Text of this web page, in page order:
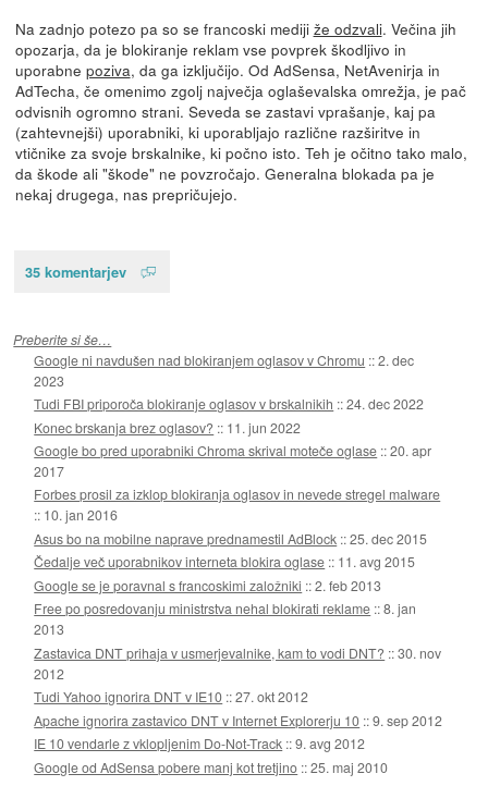
Na zadnjo potezo pa so se francoski mediji že odzvali. Večina jih
opozarja, da je blokiranje reklam vse povprek škodljivo in
uporabne poziva, da ga izključijo. Od AdSensa, NetAvenirja in
AdTecha, če omenimo zgolj največja oglaševalska omrežja, je pač
odvisnih ogromno strani. Seveda se zastavi vprašanje, kaj pa
(zahtevnejši) uporabniki, ki uporabljajo različne razširitve in
vtičnike za svoje brskalnike, ki počno isto. Teh je očitno tako malo,
da škode ali "škode" ne povzročajo. Generalna blokada pa je
nekaj drugega, nas prepričujejo.
35 komentarjev
Preberite si še…
Google ni navdušen nad blokiranjem oglasov v Chromu ::2. dec
2023
Tudi FBI priporoča blokiranje oglasov v brskalnikih ::24. dec 2022
Konec brskanja brez oglasov? :: 11. jun 2022
Google bo pred uporabniki Chroma skrival moteče oglase ::20. apr
2017
Forbes prosil za izklop blokiranja oglasov in nevede stregel malware
:: 10. jan 2016
Asus bo na mobilne naprave prednamestil AdBlock ::25. dec 2015
Čedalje več uporabnikov interneta blokira oglase :: 11. avg 2015
Google se je poravnal s francoskimi založniki ::2. feb 2013
Free po posredovanju ministrstva nehal blokirati reklame ::8. jan
2013
Zastavica DNT prihaja v usmerjevalnike, kam to vodi DNT? ::30. nov
2012
Tudi Yahoo ignorira DNT v IE10 ::27. okt 2012
Apache ignorira zastavico DNT v Internet Explorerju 10 ::9. sep 2012
IE 10 vendarle z vklopljenim Do-Not-Track ::9. avg 2012
Google od AdSensa pobere manj kot tretjino ::25. maj 2010